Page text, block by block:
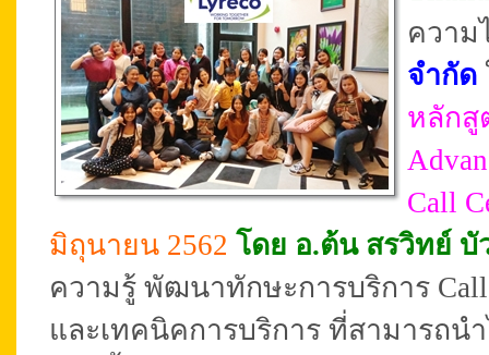
ความ
จำกัด
หลักสู
Call
มิถุนายน 2562 โดย อ.ต้น สรวิทย์ บั
ความรู้ พัฒนาทักษะการบริการ Call
และเทคนิคการบริการ ที่สามารถ